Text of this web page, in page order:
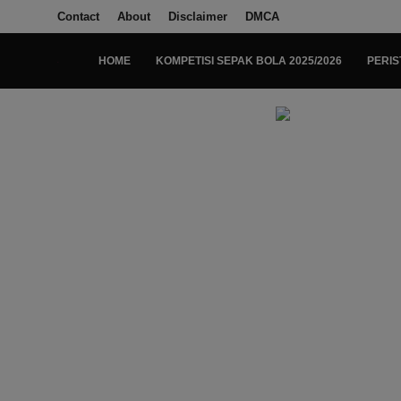
Contact About Disclaimer DMCA
HOME KOMPETISI SEPAK BOLA 2025/2026